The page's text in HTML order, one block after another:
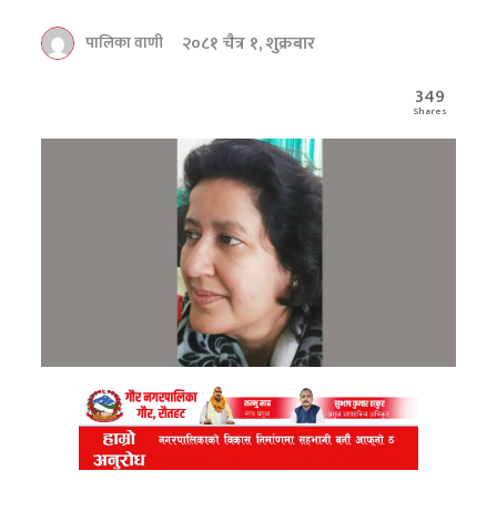
पालिका वाणी
२०८१ चैत्र १, शुक्रबार
349
Shares